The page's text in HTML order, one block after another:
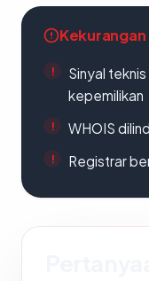
Kekurangan
Sinyal
kepemilikan
WHOIS
Registrar